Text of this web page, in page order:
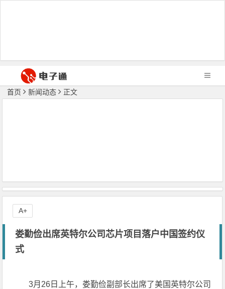
首页 新闻动态 正文
娄勤俭出席英特尔公司芯片项目落户中国签约仪
式
3月26日上午，娄勤俭副部长出席了美国英特尔公司
A+